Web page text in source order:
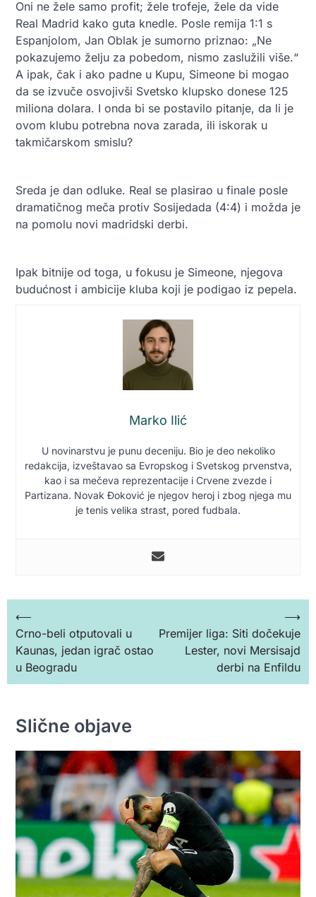
Oni ne žele samo profit; žele trofeje, žele da vide
Real Madrid kako guta knedle. Posle remija 1:1 s
Espanjolom, Jan Oblak je sumorno priznao: „Ne
pokazujemo želju za pobedom, nismo zaslužili više.“
A ipak, čak i ako padne u Kupu, Simeone bi mogao
da se izvuče osvojivši Svetsko klupsko donese 125
miliona dolara. I onda bi se postavilo pitanje, da li je
ovom klubu potrebna nova zarada, ili iskorak u
takmičarskom smislu?
Sreda je dan odluke. Real se plasirao u finale posle
dramatičnog meča protiv Sosijedada (4:4) i možda je
na pomolu novi madridski derbi.
Ipak bitnije od toga, u fokusu je Simeone, njegova
budućnost i ambicije kluba koji je podigao iz pepela.
Marko Ilić
U novinarstvu je punu deceniju. Bio je deo nekoliko
redakcija, izveštavao sa Evropskog i Svetskog prvenstva,
kao i sa mečeva reprezentacije i Crvene zvezde i
Partizana. Novak Đoković je njegov heroj i zbog njega mu
je tenis velika strast, pored fudbala.
Кретање
чланка
⟵
Crno-beli otputovali u
Kaunas, jedan igrač ostao
u Beogradu
Premijer liga: Siti dočekuje
Lester, novi Mersisajd
derbi na Enfildu
⟶
Slične objave